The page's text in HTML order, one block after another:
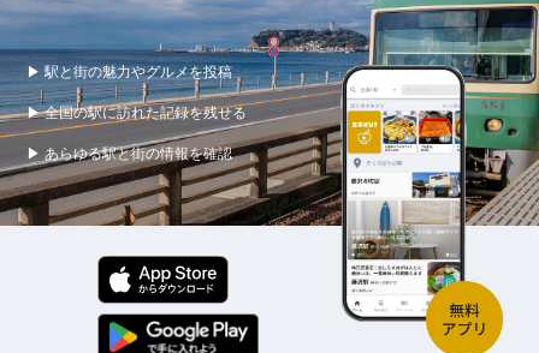
▶ 駅と街の魅力やグルメを投稿
▶ 全国の駅に訪れた記録を残せる
▶ あらゆる駅と街の情報を確認